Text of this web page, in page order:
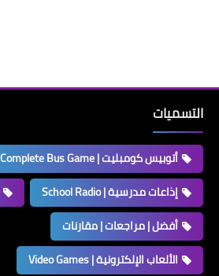
التسميات
أتوبيس كومبليت | Complete Bus Game
إذاعات مدرسية | School Radio
أفضل | مراجعات | مقارنات
الألعاب الإلكترونية | Video Games